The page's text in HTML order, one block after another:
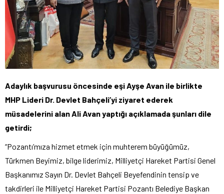
Adaylık başvurusu öncesinde eşi Ayşe Avan ile birlikte
MHP Lideri Dr. Devlet Bahçeli’yi ziyaret ederek
müsadelerini alan Ali Avan yaptığı açıklamada şunları dile
getirdi;
“Pozantı’mıza hizmet etmek için muhterem büyüğümüz,
Türkmen Beyimiz, bilge liderimiz, Milliyetçi Hareket Partisi Genel
Başkanımız Sayın Dr. Devlet Bahçeli Beyefendinin tensip ve
takdirleri ile Milliyetçi Hareket Partisi Pozantı Belediye Başkan